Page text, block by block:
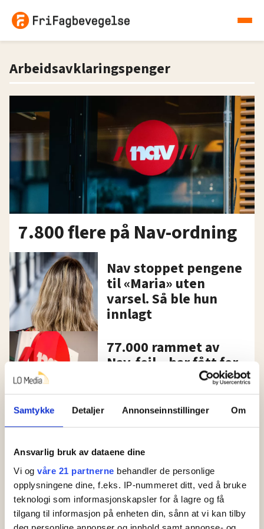
Samtykke Detaljer Annonseinnstillinger Om
Ansvarlig bruk av dataene dine
Vi og våre 21 partnerne behandler de personlige
opplysningene dine, f.eks. IP-nummeret ditt, ved å bruke
teknologi som informasjonskapsler for å lagre og få
tilgang til informasjon på enheten din, sånn at vi kan tilby
Arbeidsavklaringspenger
7.800 flere på Nav-ordning
Nav stoppet pengene
til «Maria» uten
varsel. Så ble hun
innlagt
77.000 rammet av
Nav-feil – har fått for
Arbeidsavklaringspenger
på problemene i Nav,
mener Sp-veteran
Trygdeoppgjøret 2023
SV vil gi mer til
trygdede og